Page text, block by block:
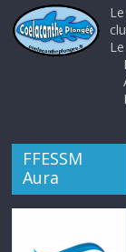
FFESSM
Aura